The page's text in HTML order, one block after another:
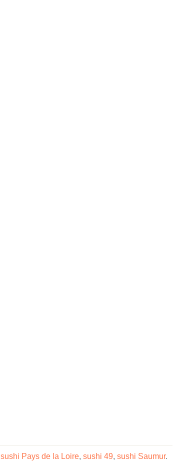
sushi Pays de la Loire, sushi 49, sushi Saumur.